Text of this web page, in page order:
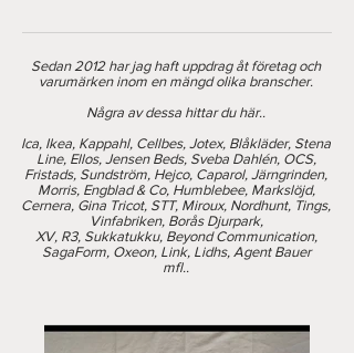
Sedan 2012 har jag haft uppdrag åt företag och
varumärken inom en mängd olika branscher.
Några av dessa hittar du här..
Ica, Ikea, Kappahl, Cellbes, Jotex, Blåkläder, Stena
Line, Ellos, Jensen Beds, Sveba Dahlén, OCS,
Fristads, Sundström, Hejco, Caparol, Järngrinden,
Morris, Engblad & Co, Humblebee, Markslöjd,
Cernera, Gina Tricot, STT, Miroux, Nordhunt, Tings,
Vinfabriken, Borås Djurpark,
XV, R3, Sukkatukku, Beyond Communication,
SagaForm, Oxeon, Link, Lidhs, Agent Bauer
mfl..